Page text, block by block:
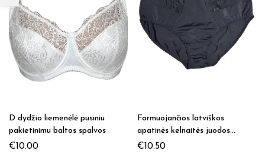
D dydžio liemenėlė pusiniu
pakietinimu baltos spalvos
€10.00
Formuojančios latviškos
apatinės kelnaitės juodos
spalvos
€10.50